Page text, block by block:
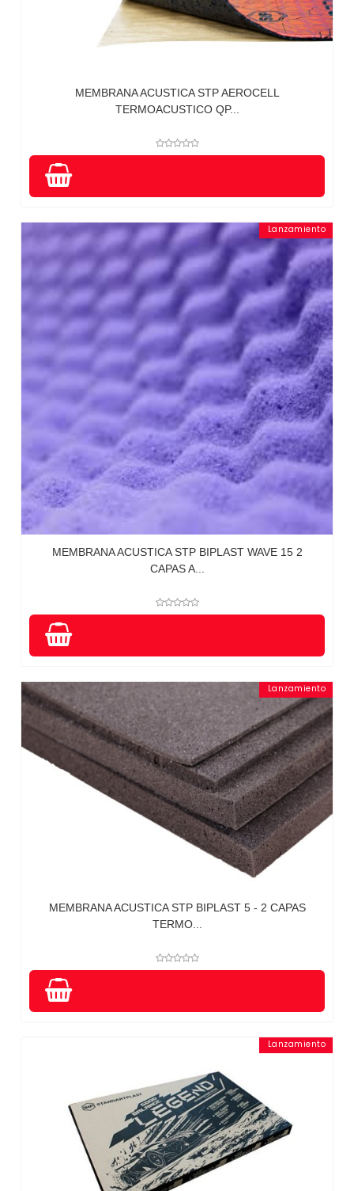
MEMBRANA ACUSTICA STP AEROCELL
TERMOACUSTICO QP...
Lanzamiento
MEMBRANA ACUSTICA STP BIPLAST WAVE 15 2
CAPAS A...
Lanzamiento
MEMBRANA ACUSTICA STP BIPLAST 5 - 2 CAPAS
TERMO...
Lanzamiento